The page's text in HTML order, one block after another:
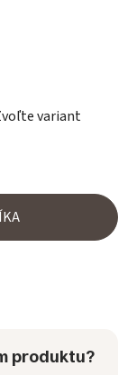
variant
produktu?